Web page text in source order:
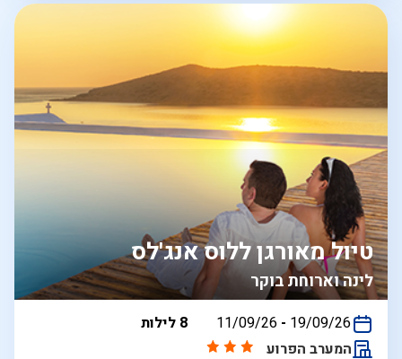
לינה וארוחת בוקר
טיול מאורגן ללוס אנג'לס
בין
11/09/26 - 19/09/26
8 לילות
המערב הפרוע